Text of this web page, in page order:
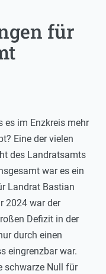
für
es im Enzkreis mehr
Eine der vielen
des Landratsamts
war es ein
Landrat Bastian
2024 war der
Defizit in der
durch einen
eingrenzbar war.
schwarze Null für